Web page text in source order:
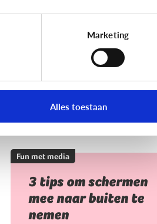
Marketing
Alles toestaan
Fun met media
3 tips om schermen
mee naar buiten te
nemen